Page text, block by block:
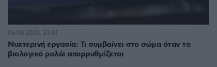
Νυχτερινή εργασία: Τι συμβαίνει στο σώμα όταν το
βιολογικό ρολόι απορρυθμίζεται
06.08.2026, 23:01